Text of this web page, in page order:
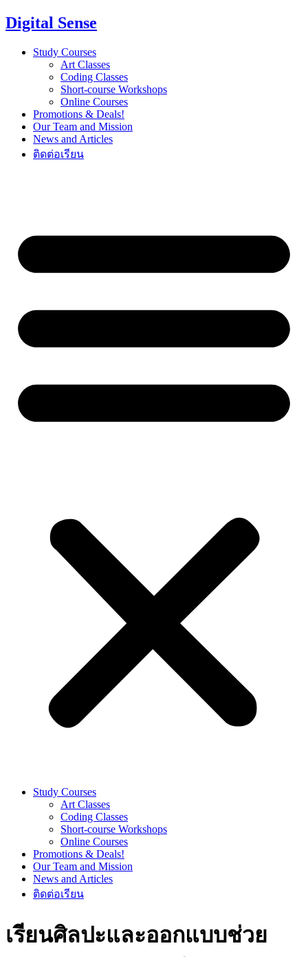
Digital Sense
Study Courses
Art Classes
Coding Classes
Short-course Workshops
Online Courses
Promotions & Deals!
Our Team and Mission
News and Articles
ติดต่อเรียน
Study Courses
Art Classes
Coding Classes
Short-course Workshops
Online Courses
Promotions & Deals!
Our Team and Mission
News and Articles
ติดต่อเรียน
เรียนศิลปะและออกแบบช่วย